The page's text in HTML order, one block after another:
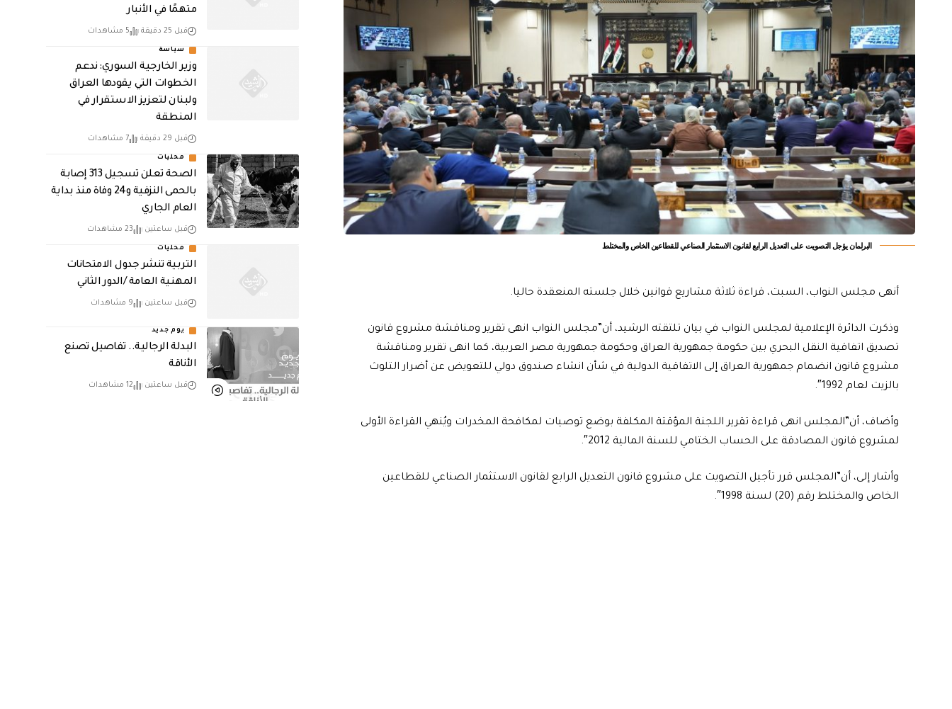
البرلمان يؤجل التصويت على التعديل الرابع لقانون الاستثمار الصناعي للقطاعين الخاص والمختلط
أنهى مجلس النواب، السبت، قراءة ثلاثة مشاريع قوانين خلال جلسته المنعقدة حاليا.
وذكرت الدائرة الإعلامية لمجلس النواب في بيان تلتقته الرشيد، أن”مجلس النواب انهى تقرير ومناقشة مشروع قانون
تصديق اتفاقية النقل البحري بين حكومة جمهورية العراق وحكومة جمهورية مصر العربية، كما انهى تقرير ومناقشة
مشروع قانون انضمام جمهورية العراق إلى الاتفاقية الدولية في شأن انشاء صندوق دولي للتعويض عن أضرار التلوث
بالزيت لعام 1992″.
وأضاف، أن”المجلس انهى قراءة تقرير اللجنة المؤقتة المكلفة بوضع توصيات لمكافحة المخدرات ويُنهي القراءة الأولى
لمشروع قانون المصادقة على الحساب الختامي للسنة المالية 2012″.
وأشار إلى، أن”المجلس قرر تأجيل التصويت على مشروع قانون التعديل الرابع لقانون الاستثمار الصناعي للقطاعين
الخاص والمختلط رقم (20) لسنة 1998″.
متهمًا في الأنبار
قبل 25 دقيقة 5 مشاهدات
سياسة
وزير الخارجية السوري: ندعم
الخطوات التي يقودها العراق
ولبنان لتعزيز الاستقرار في
المنطقة
قبل 29 دقيقة 7 مشاهدات
محليات
الصحة تعلن تسجيل 313 إصابة
بالحمى النزفية و24 وفاة منذ بداية
العام الجاري
قبل ساعتين 23 مشاهدات
محليات
التربية تنشر جدول الامتحانات
المهنية العامة /الدور الثاني
قبل ساعتين 9 مشاهدات
يوم جديد
البدلة الرجالية.. تفاصيل تصنع
الأناقة
قبل ساعتين 12 مشاهدات